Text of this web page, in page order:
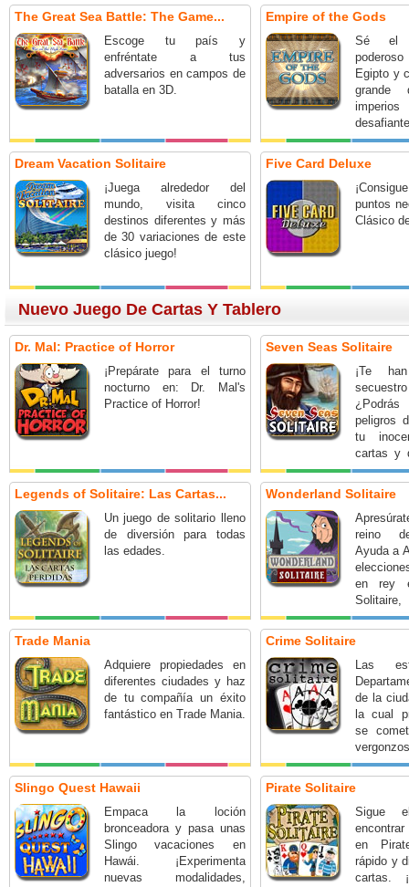
The Great Sea Battle: The Game...
Escoge tu país y
enfréntate a tus
adversarios en campos de
batalla en 3D.
Empire of the Gods
Sé el
Egipto y
grande
Dream Vacation Solitaire
¡Juega alrededor del
mundo, visita cinco
destinos diferentes y más
de 30 variaciones de este
clásico juego!
Five Card Deluxe
puntos
Clásico
Nuevo Juego De Cartas Y Tablero
Dr. Mal: Practice of Horror
¡Prepárate para el turno
nocturno en: Dr. Mal's
Practice of Horror!
Seven Seas Solitaire
¡Te
peligros
tu
cartas y
para
querida
Legends of Solitaire: Las Cartas...
Un juego de solitario lleno
de diversión para todas
las edades.
Wonderland Solitaire
reino
Ayuda a
en rey
Solitaire,
juego de
Trade Mania
Adquiere propiedades en
diferentes ciudades y haz
de tu compañía un éxito
fantástico en Trade Mania.
Crime Solitaire
Las
de la
la cual
se
esta
Slingo Quest Hawaii
Empaca la loción
bronceadora y pasa unas
Slingo vacaciones en
Hawái. ¡Experimenta
nuevas modalidades,
Pirate Solitaire
Sigue
en
rápido y
cartas.